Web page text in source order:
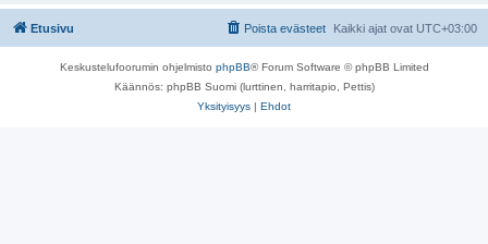
Etusivu Kaikki ajat ovat UTC+03:00
Poista evästeet
Keskustelufoorumin ohjelmisto phpBB® Forum Software © phpBB Limited
Käännös: phpBB Suomi (lurttinen, harritapio, Pettis)
Yksityisyys | Ehdot